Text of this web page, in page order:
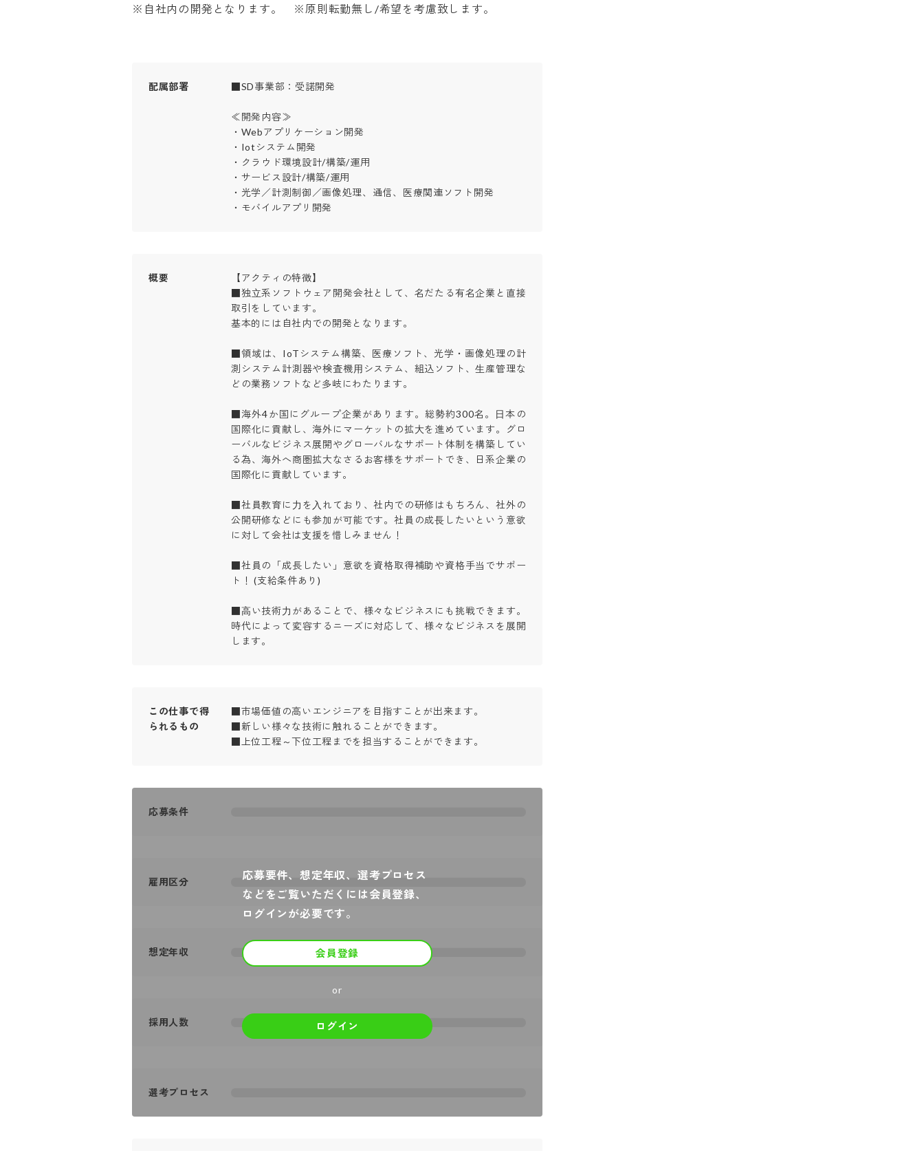
※自社内の開発となります。　※原則転勤無し/希望を考慮致します。
配属部署 ■SD事業部：受諾開発
≪開発内容≫
・Webアプリケーション開発
・Iotシステム開発
・クラウド環境設計/構築/運用
・サービス設計/構築/運用
・光学／計測制御／画像処理、通信、医療関連ソフト開発
・モバイルアプリ開発
概要
【アクティの特徴】
■独⽴系ソフトウェア開発会社として、名だたる有名企業と直接
取引をしています。
基本的には自社内での開発となります。
■領域は、IoTシステム構築、医療ソフト、光学・画像処理の計
測システム計測器や検査機⽤システム、組込ソフト、⽣産管理な
どの業務ソフトなど多岐にわたります。
■海外4か国にグループ企業があります。総勢約300名。⽇本の
国際化に貢献し、海外にマーケットの拡⼤を進めています。グロ
ーバルなビジネス展開やグローバルなサポート体制を構築してい
る為、海外へ商圏拡大なさるお客様をサポートでき、日系企業の
国際化に貢献しています。
■社員教育に⼒を⼊れており、社内での研修はもちろん、社外の
公開研修などにも参加が可能です。社員の成⻑したいという意欲
に対して会社は⽀援を惜しみません！
■社員の「成長したい」意欲を資格取得補助や資格手当でサポー
ト！ (支給条件あり)
■⾼い技術⼒があることで、様々なビジネスにも挑戦できます。
時代によって変容するニーズに対応して、様々なビジネスを展開
します。
この仕事で得
られるもの
■市場価値の高いエンジニアを目指すことが出来ます。
■新しい様々な技術に触れることができます。
■上位工程～下位工程までを担当することができます。
応募要件、想定年収、選考プロセス
などをご覧いただくには会員登録、
ログインが必要です。
会員登録
or
ログイン
応募条件
雇用区分
想定年収
採用人数
選考プロセス